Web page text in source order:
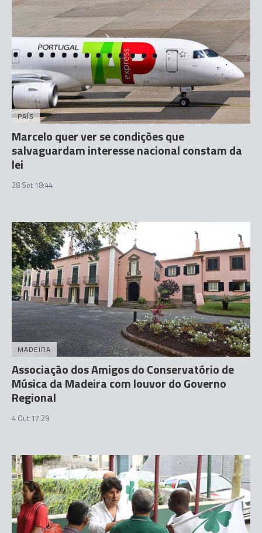
PAÍS
Marcelo quer ver se condições que
salvaguardam interesse nacional constam da
lei
28 Set 18:44
MADEIRA
Associação dos Amigos do Conservatório de
Música da Madeira com louvor do Governo
Regional
4 Out 17:29